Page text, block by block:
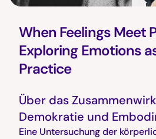
When Feelings Meet
Exploring Emotions
Practice
Über das
Demokratie und
Eine Untersuchung der